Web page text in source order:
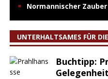
Normannischer
UNTERHALTSAMES FÜR
Buchtipp: